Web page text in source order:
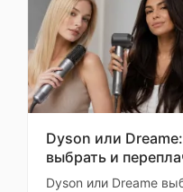
заранее
Разрядность
процессора
Техпроцесс
Графический
ускоритель
Модем
Dyson или
выбрать и
Dyson или Dreame